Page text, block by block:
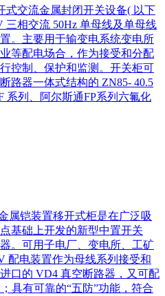
式交流金属封闭开关设备( 以下
三相交流 50Hz 单母线及单母线
。主要用于输变电系统变电所
等配电场合，作为接受和分配
控制、保护和监测。开关柜可
路器一体式结构的 ZN85- 40.5
系列、阿尔斯通FP系列六氟化
属铠装置移开式柜是在广泛吸
基础上开发的新型中置开关
。可用子电厂、变电所、工矿
配电装置作为母线系列接受和
口的 VD4 真空断路器，又可配
具有可靠的“五防”功能，符合